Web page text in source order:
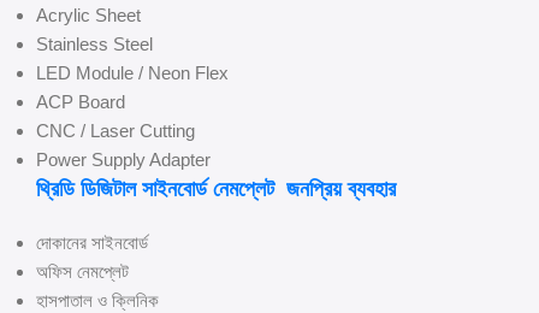
Acrylic Sheet
Stainless Steel
LED Module / Neon Flex
ACP Board
CNC / Laser Cutting
Power Supply Adapter
থ্রিডি ডিজিটাল সাইনবোর্ড নেমপ্লেট জনপ্রিয় ব্যবহার
দোকানের সাইনবোর্ড
অফিস নেমপ্লেট
হাসপাতাল ও ক্লিনিক